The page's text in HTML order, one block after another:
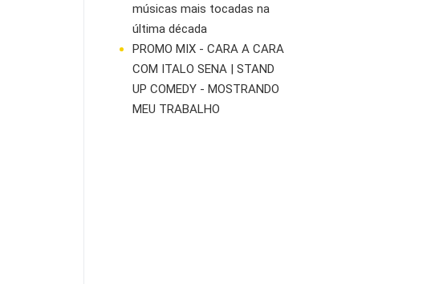
músicas mais tocadas na
última década
PROMO MIX - CARA A CARA
COM ITALO SENA | STAND
UP COMEDY - MOSTRANDO
MEU TRABALHO